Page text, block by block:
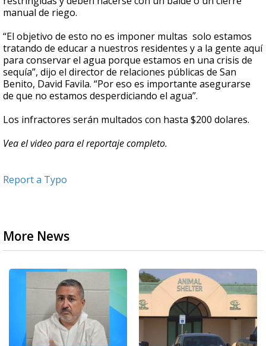
manual de riego.
“El objetivo de esto no es imponer multas solo estamos
tratando de educar a nuestros residentes y a la gente aquí
para conservar el agua porque estamos en una crisis de
sequía”, dijo el director de relaciones públicas de San
Benito, David Favila. “Por eso es importante asegurarse
de que no estamos desperdiciando el agua”.
Los infractores serán multados con hasta $200 dolares.
Vea el video para el reportaje completo.
Report a Typo
More News